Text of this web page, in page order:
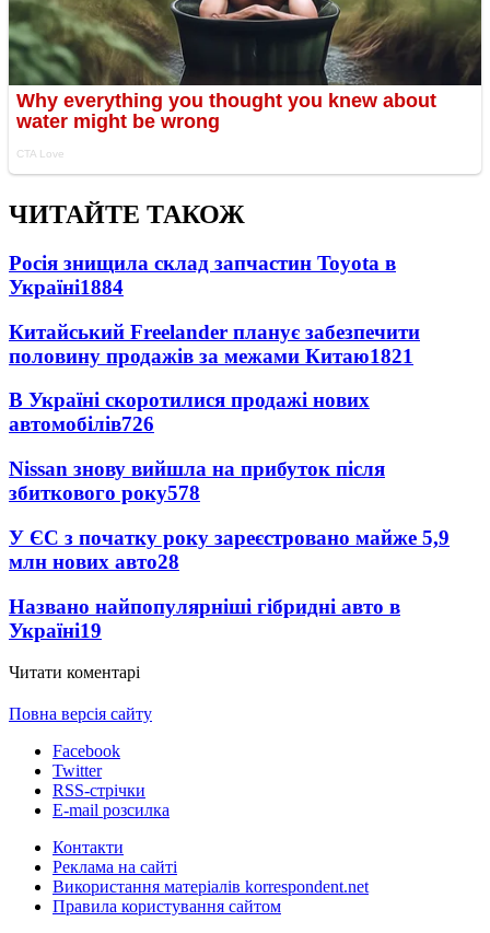
ЧИТАЙТЕ ТАКОЖ
Росія знищила склад запчастин Toyota в
Україні1884
Китайський Freelander планує забезпечити
половину продажів за межами Китаю1821
В Україні скоротилися продажі нових
автомобілів726
Nissan знову вийшла на прибуток після
збиткового року578
У ЄС з початку року зареєстровано майже 5,9
млн нових авто28
Названо найпопулярніші гібридні авто в
Україні19
Читати коментарі
Повна версія сайту
Facebook
Twitter
RSS-стрічки
E-mail розсилка
Контакти
Реклама на сайті
Використання матеріалів korrespondent.net
Правила користування сайтом